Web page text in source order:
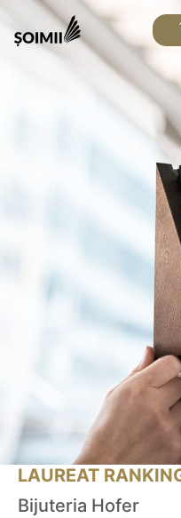
LAUREAT
Bijuteria Hofer